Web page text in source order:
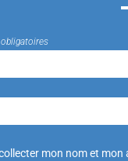
mon nom et